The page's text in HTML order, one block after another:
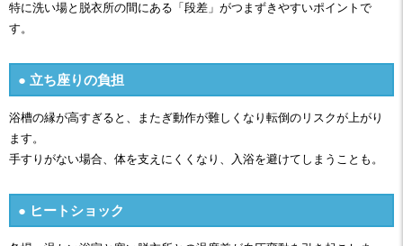
特に洗い場と脱衣所の間にある「段差」がつまずきやすいポイントで
す。
● 立ち座りの負担
浴槽の縁が高すぎると、またぎ動作が難しくなり転倒のリスクが上がり
ます。
手すりがない場合、体を支えにくくなり、入浴を避けてしまうことも。
● ヒートショック